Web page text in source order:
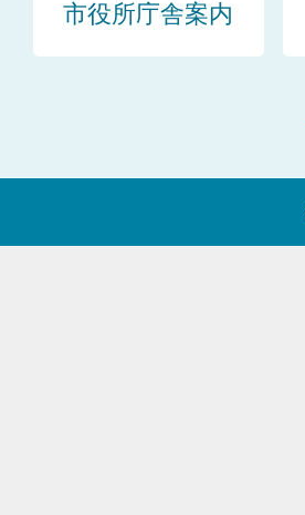
市役所庁舎案内